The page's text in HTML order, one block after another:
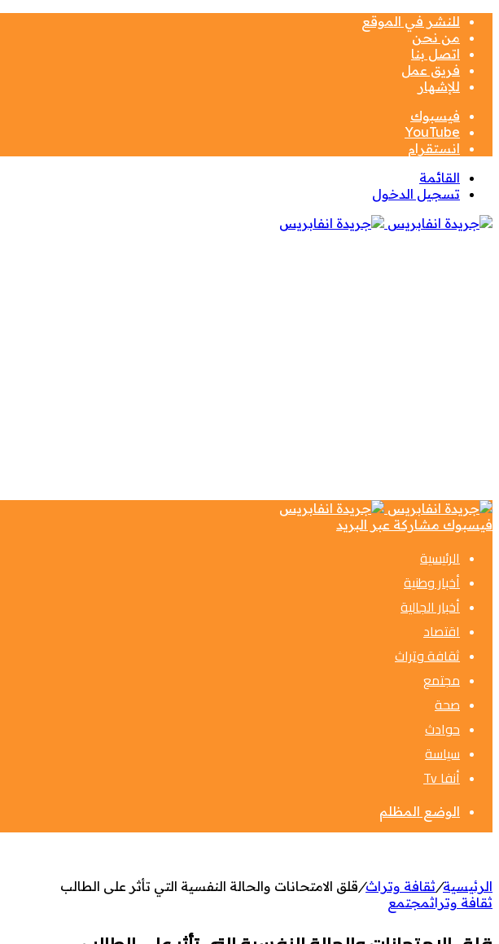
للنشر في الموقع
من نحن
اتصل بنا
فريق عمل
للإشهار
فيسبوك
‫YouTube
انستقرام
القائمة
تسجيل الدخول
فيسبوك مشاركة عبر البريد
الرئيسية
أخبار وطنية
أخبار الجالية
اقتصاد
ثقافة وتراث
مجتمع
صحة
حوادث
سياسة
أنفا Tv
الوضع المظلم
الرئيسية/ثقافة وتراث/قلق الامتحانات والحالة النفسية التي تأثر على الطالب
ثقافة وتراثمجتمع